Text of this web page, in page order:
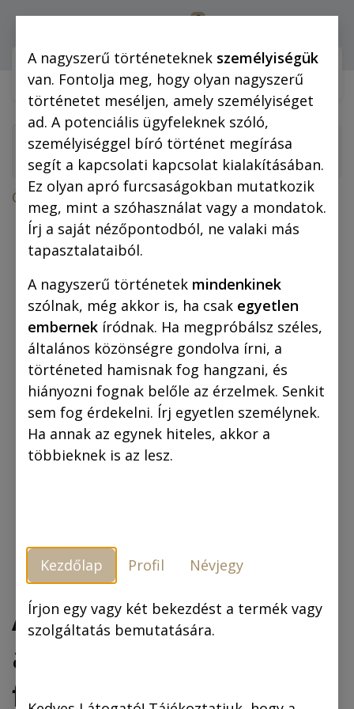
0
Webshop (mobilra)
Összes termék
A lőcsei fehér asszony (fekete-fehér
képregény)
A lőcsei fehér
asszony (fekete-
fehér képregény)
A nagyszerű történeteknek személyiségük
van. Fontolja meg, hogy olyan nagyszerű
történetet meséljen, amely személyiséget
ad. A potenciális ügyfeleknek szóló,
személyiséggel bíró történet megírása
segít a kapcsolati kapcsolat kialakításában.
Ez olyan apró furcsaságokban mutatkozik
meg, mint a szóhasználat vagy a mondatok.
Írj a saját nézőpontodból, ne valaki más
tapasztalataiból.
A nagyszerű történetek mindenkinek
szólnak, még akkor is, ha csak egyetlen
embernek íródnak. Ha megpróbálsz széles,
általános közönségre gondolva írni, a
történeted hamisnak fog hangzani, és
hiányozni fognak belőle az érzelmek. Senkit
sem fog érdekelni. Írj egyetlen személynek.
Ha annak az egynek hiteles, akkor a
többieknek is az lesz.
Kezdőlap Profil Névjegy
Írjon egy vagy két bekezdést a termék vagy
szolgáltatás bemutatására.